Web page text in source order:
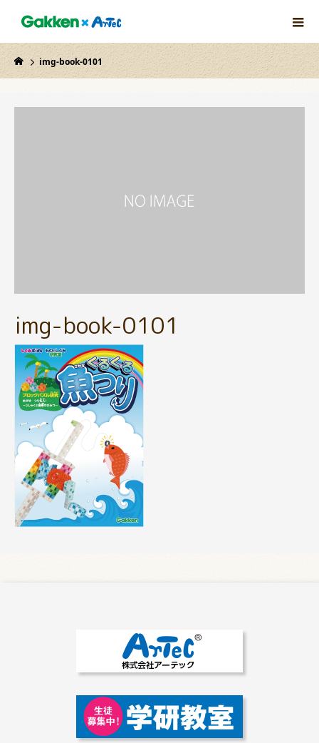
img-book-0101
img-book-0101